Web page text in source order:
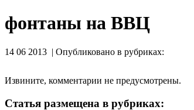
фонтаны на ВВЦ
14 06 2013 | Опубликовано в рубриках:
Извините, комментарии не предусмотрены.
Статья размещена в рубриках: